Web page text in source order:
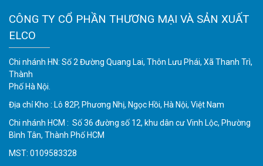
CÔNG TY CỔ PHẦN THƯƠNG MẠI VÀ SẢN XUẤT
ELCO
Chi nhánh HN: Số 2 Đường Quang Lai, Thôn Lưu Phái, Xã Thanh Trì,
Thành
Phố Hà Nội.
Địa chỉ Kho : Lô 82P, Phương Nhị, Ngọc Hồi, Hà Nội, Việt Nam
Chi nhánh HCM : Số 36 đường số 12, khu dân cư Vinh Lộc, Phường
Bình Tân, Thành Phố HCM
MST: 0109583328